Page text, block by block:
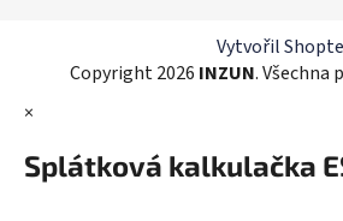
Vytvořil
Copyright 2026 INZUN. Všechna
×
Splátková kalkulačka